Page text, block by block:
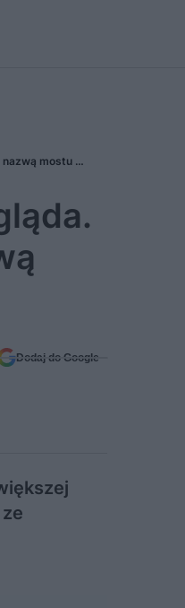
Most w Sobieszewie gotowy. Zobacz jak wygląda. Most 100-lecia Niepodległości oficjalną nazwą mostu w Sobieszewie
Dodaj do Google